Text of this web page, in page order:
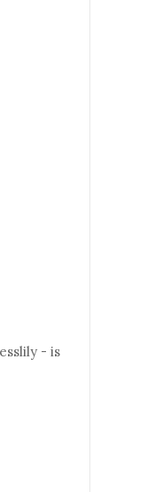
- is